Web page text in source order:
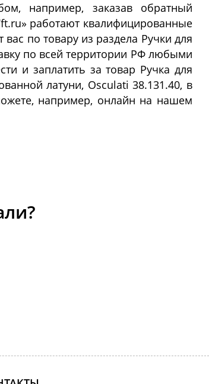
например, заказав обратный
работают квалифицированные
по товару из раздела Ручки для
по всей территории РФ любыми
и заплатить за товар Ручка для
латуни, Osculati 38.131.40, в
например, онлайн на нашем